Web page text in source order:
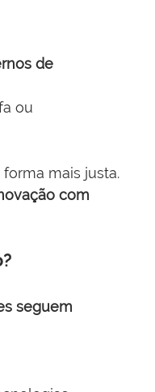
de
ou
mais justa.
com
seguem